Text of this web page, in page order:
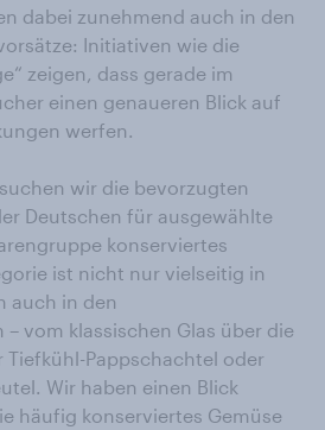
dabei zunehmend auch in den
Initiativen wie die
zeigen, dass gerade im
einen genaueren Blick auf
werfen.
wir die bevorzugten
Deutschen für ausgewählte
konserviertes
ist nicht nur vielseitig in
auch in den
vom klassischen Glas über die
Tiefkühl-Pappschachtel oder
Wir haben einen Blick
häufig konserviertes Gemüse